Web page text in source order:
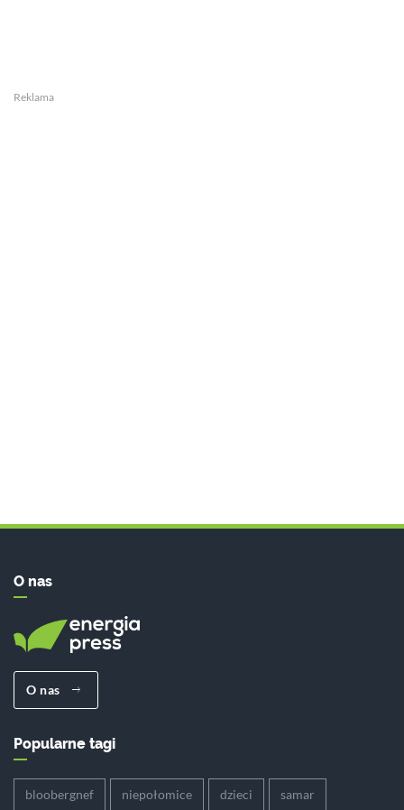
Reklama
O nas
O nas
Popularne tagi
bloobergnef niepołomice dzieci samar